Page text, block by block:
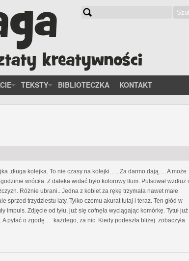
Szukaj
TEKSTY BIBLIOTECZKA KONTAKT
,długa kolejka. To nie czasy na kolejki….. Za darmo dają…. A może
wróciła. Z daleka widać było kolorowy tłum. Pulsował wzdłuż i
Różnie ubrani.. Jedna z kobiet za rękę trzymała nawet małe
trzydziestu laty. Tylko czemu akurat tutaj i teraz. Ten głód w
Zdjęcie od tyłu, już się cofnęła wyciągając komórkę. Tytuł już
każdego, za nic. Kiedy podeszła bliżej zobaczyła